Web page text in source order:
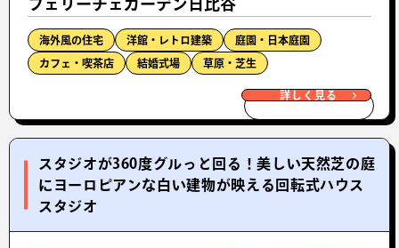
フェリーチェガーデン日比谷
海外風の住宅 洋館・レトロ建築 庭園・日本庭園
カフェ・喫茶店 結婚式場 草原・芝生
詳しく見る
スタジオが360度グルっと回る！美しい天然芝の庭
にヨーロピアンな白い建物が映える回転式ハウス
スタジオ